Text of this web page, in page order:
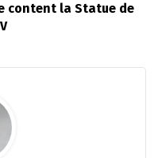
content la Statue de